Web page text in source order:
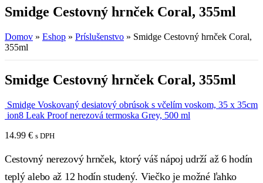
Smidge Cestovný hrnček Coral, 355ml
Domov » Eshop » Príslušenstvo » Smidge Cestovný hrnček Coral,
355ml
Smidge Cestovný hrnček Coral, 355ml
Smidge Voskovaný desiatový obrúsok s včelím voskom, 35 x 35cm
ion8 Leak Proof nerezová termoska Grey, 500 ml
14.99 € s DPH
Cestovný nerezový hrnček, ktorý váš nápoj udrží až 6 hodín
teplý alebo až 12 hodín studený. Viečko je možné ľahko